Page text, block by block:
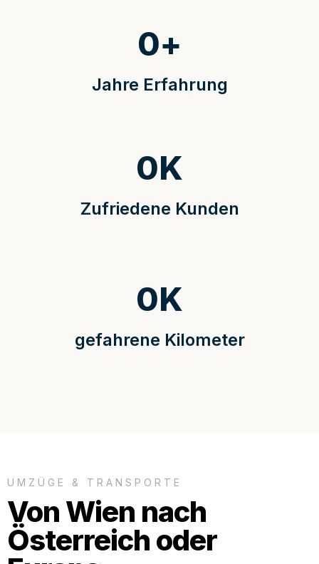
Jahre Erfahrung
0+
Zufriedene Kunden
0K
gefahrene Kilometer
0K
UMZÜGE & TRANSPORTE
Von Wien nach
Österreich oder